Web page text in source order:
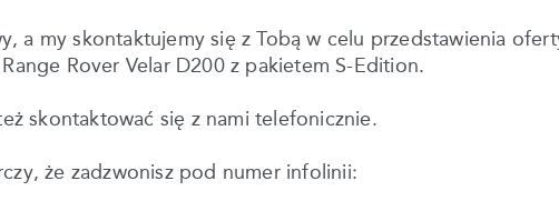
a my skontaktujemy się z Tobą w celu przedstawienia
Rover Velar D200 z pakietem S-Edition.
skontaktować się z nami telefonicznie.
że zadzwonisz pod numer infolinii: